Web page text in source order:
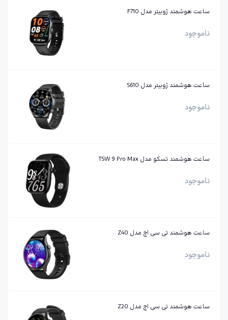
ساعت هوشمند ژوبیتر مدل F710
ناموجود
ساعت هوشمند ژوبیتر مدل S610
ناموجود
ساعت هوشمند تسکو مدل TSW 9 Pro Max
ناموجود
ساعت هوشمند تی سی اچ مدل Z40
ناموجود
ساعت هوشمند تی سی اچ مدل Z20